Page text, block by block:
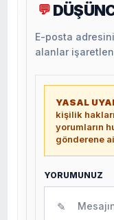
💬
E-posta
alanlar
YASAL
kişilik
yorumların
gönderene
YORUMUNUZ
✎